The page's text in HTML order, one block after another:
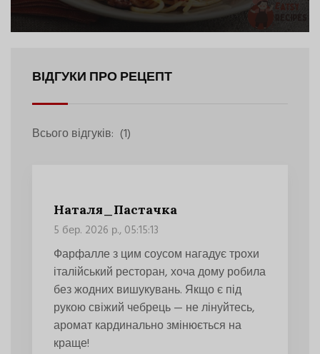
ВІДГУКИ ПРО РЕЦЕПТ
Всього відгуків: (1)
Наталя_Пастачка
5 бер. 2026 р., 05:15:13
Фарфалле з цим соусом нагадує трохи
італійський ресторан, хоча дому робила
без жодних вишукувань. Якщо є під
рукою свіжий чебрець — не лінуйтесь,
аромат кардинально змінюється на
краще!